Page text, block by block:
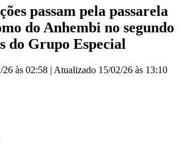
passam pela passarela
do Anhembi no segundo
do Grupo Especial
26 às 02:58 | Atualizado 15/02/26 às 13:10